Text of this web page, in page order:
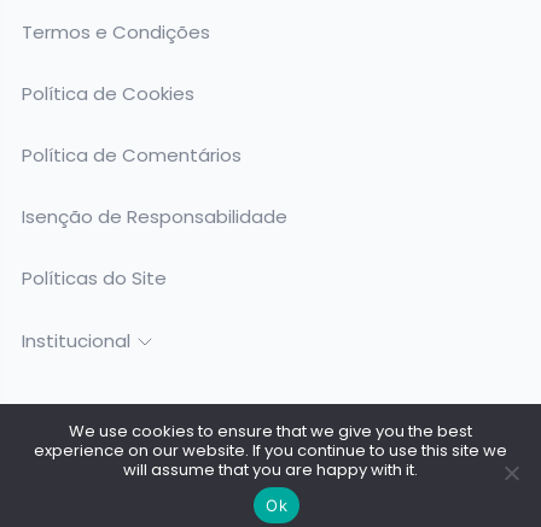
Termos e Condições
Política de Cookies
Política de Comentários
Isenção de Responsabilidade
Políticas do Site
Institucional
Todos os Direitos Reservados @ 2026. Surfing Birds - CNPJ:
53.419.145/0001-98
We use cookies to ensure that we give you the best
experience on our website. If you continue to use this site we
will assume that you are happy with it.
Ok